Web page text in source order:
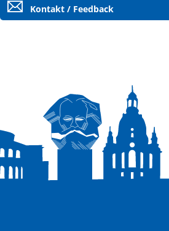
Kontakt / Feedback